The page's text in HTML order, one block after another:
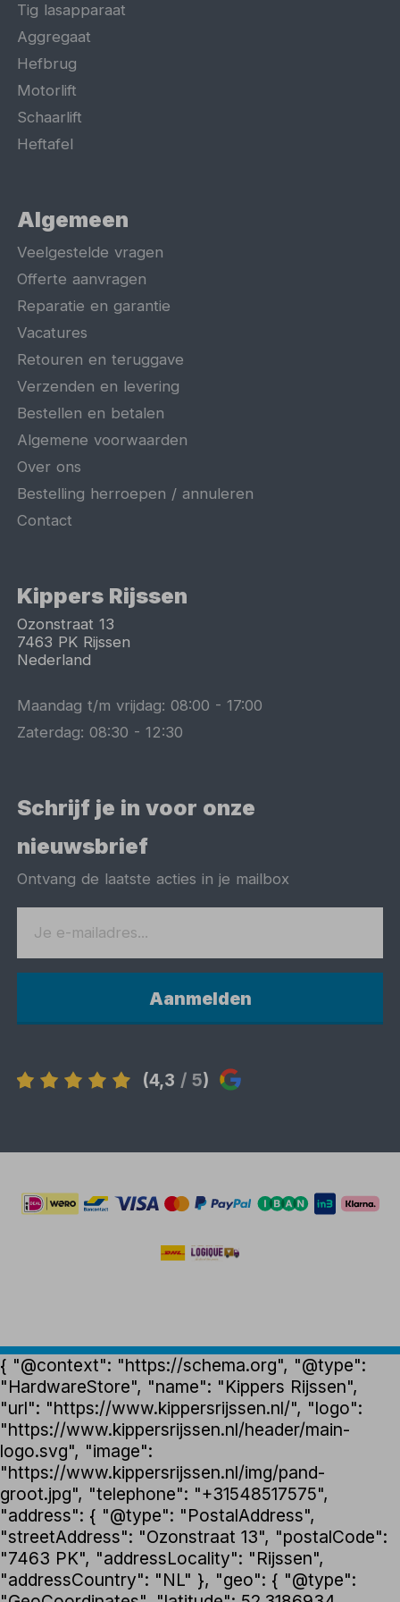
Tig lasapparaat
Aggregaat
Hefbrug
Motorlift
Schaarlift
Heftafel
Algemeen
Veelgestelde vragen
Offerte aanvragen
Reparatie en garantie
Vacatures
Retouren en teruggave
Verzenden en levering
Bestellen en betalen
Algemene voorwaarden
Over ons
Bestelling herroepen / annuleren
Contact
Kippers Rijssen
Ozonstraat 13
7463 PK Rijssen
Nederland
Maandag t/m vrijdag:08:00 -17:00
Zaterdag:08:30 -12:30
Schrijf je in voor onze
nieuwsbrief
Ontvang de laatste acties in je mailbox
Aanmelden
(4,3 / 5)
{ "@context": "https://schema.org", "@type":
"HardwareStore", "name": "Kippers Rijssen",
"url": "https://www.kippersrijssen.nl/", "logo":
"https://www.kippersrijssen.nl/header/main-
logo.svg", "image":
"https://www.kippersrijssen.nl/img/pand-
groot.jpg", "telephone": "+31548517575",
"address": { "@type": "PostalAddress",
"streetAddress": "Ozonstraat 13", "postalCode":
"7463 PK", "addressLocality": "Rijssen",
"addressCountry": "NL" }, "geo": { "@type":